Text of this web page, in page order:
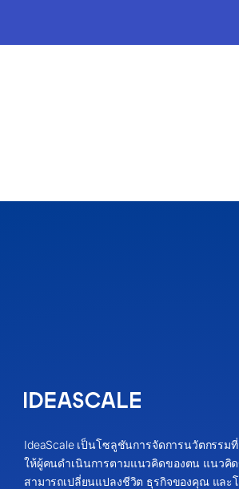
IdeaScale เป็นโซลูชันการจัดการนวัตกรรม
ให้ผู้คนดำเนินการตามแนวคิดของตน แนว
สามารถเปลี่ยนแปลงชีวิต ธุรกิจของคุณ และ